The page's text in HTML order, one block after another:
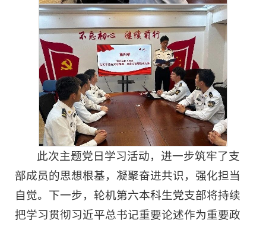
此次主题党日学习活动，进一步筑牢了支
部成员的思想根基，凝聚奋进共识，强化担当
自觉。下一步，轮机第六本科生党支部将持续
把学习贯彻习近平总书记重要论述作为重要政